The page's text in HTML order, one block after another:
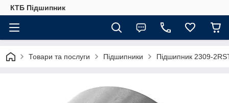
КТБ Підшипник
Товари та послуги Підшипники Підшипник 2309-